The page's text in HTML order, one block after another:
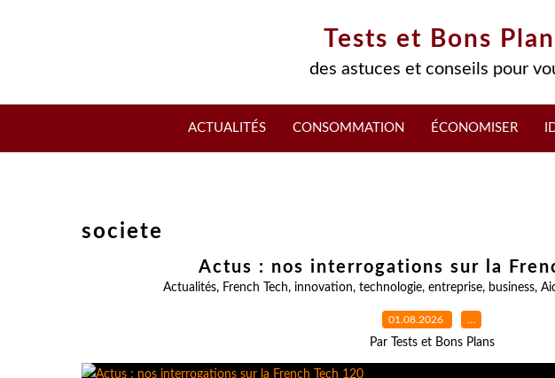
Tests et Bons
des astuces et conseils pour
ACTUALITÉS CONSOMMATION ÉCONOMISER
societe
Actus : nos interrogations sur la
Actualités, French Tech, innovation, technologie, entreprise, business,
01.08.2026 …
Par Tests et Bons Plans